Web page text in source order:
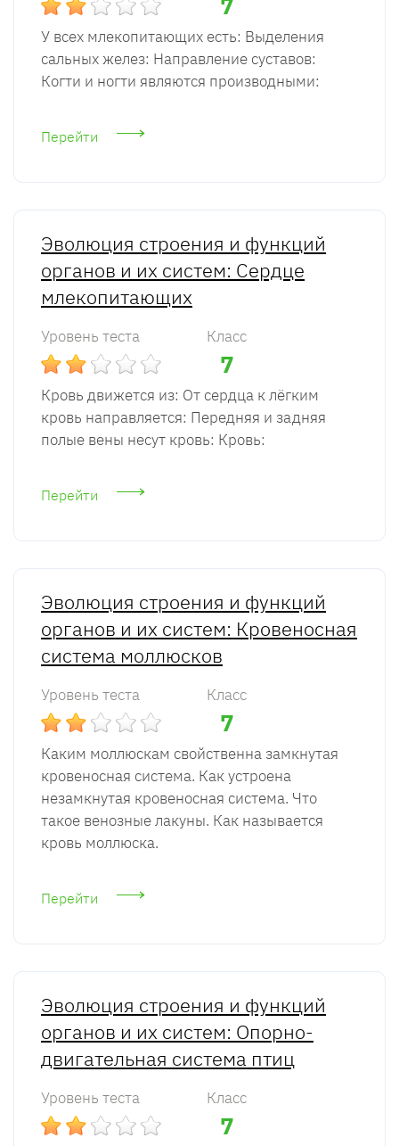
У всех млекопитающих есть: Выделения
сальных желез: Направление суставов:
Когти и ногти являются производными:
Перейти
Эволюция строения и функций
органов и их систем: Сердце
млекопитающих
Уровень теста Класс
7
Кровь движется из: От сердца к лёгким
кровь направляется: Передняя и задняя
полые вены несут кровь: Кровь:
Перейти
Эволюция строения и функций
органов и их систем: Кровеносная
система моллюсков
Уровень теста Класс
7
Каким моллюскам свойственна замкнутая
кровеносная система. Как устроена
незамкнутая кровеносная система. Что
такое венозные лакуны. Как называется
кровь моллюска.
Перейти
Эволюция строения и функций
органов и их систем: Опорно-
двигательная система птиц
Уровень теста Класс
7